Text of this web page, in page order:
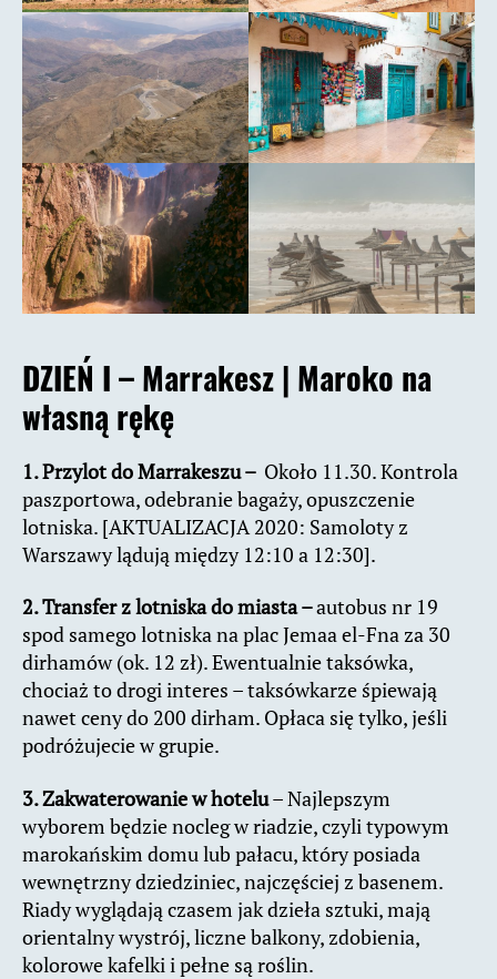
DZIEŃ I – Marrakesz | Maroko na
własną rękę
1. Przylot do Marrakeszu – Około 11.30. Kontrola
paszportowa, odebranie bagaży, opuszczenie
lotniska. [AKTUALIZACJA 2020: Samoloty z
Warszawy lądują między 12:10 a 12:30].
2. Transfer z lotniska do miasta –autobus nr 19
spod samego lotniska na plac Jemaa el-Fna za 30
dirhamów (ok. 12 zł). Ewentualnie taksówka,
chociaż to drogi interes – taksówkarze śpiewają
nawet ceny do 200 dirham. Opłaca się tylko, jeśli
podróżujecie w grupie.
3. Zakwaterowanie w hotelu– Najlepszym
wyborem będzie nocleg w riadzie, czyli typowym
marokańskim domu lub pałacu, który posiada
wewnętrzny dziedziniec, najczęściej z basenem.
Riady wyglądają czasem jak dzieła sztuki, mają
orientalny wystrój, liczne balkony, zdobienia,
kolorowe kafelki i pełne są roślin.